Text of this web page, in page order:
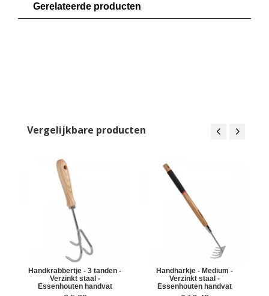
Gerelateerde producten
Vergelijkbare producten
Handkrabbertje - 3 tanden -
Verzinkt staal -
Essenhouten handvat
Handharkje - Medium -
Verzinkt staal -
Essenhouten handvat